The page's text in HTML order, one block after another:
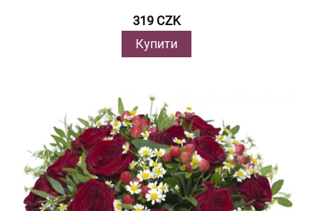
319 CZK
Купити